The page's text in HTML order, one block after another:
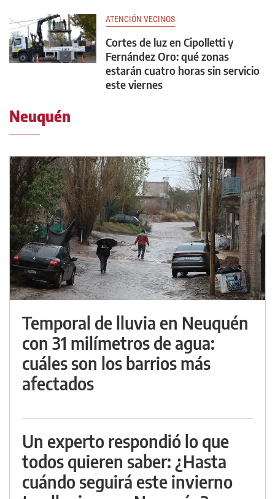
ATENCIÓN VECINOS
Cortes de luz en Cipolletti y
Fernández Oro: qué zonas
estarán cuatro horas sin servicio
este viernes
Neuquén
Temporal de lluvia en Neuquén
con 31 milímetros de agua:
cuáles son los barrios más
afectados
Un experto respondió lo que
todos quieren saber: ¿Hasta
cuándo seguirá este invierno